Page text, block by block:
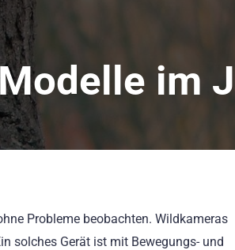
im
Probleme beobachten. Wildkameras
solches Gerät ist mit Bewegungs- und